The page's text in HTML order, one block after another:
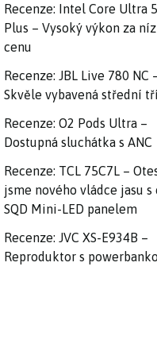
Recenze: Intel Core Ultra
Plus – Vysoký výkon za
cenu
Recenze: JBL Live 780 NC
Skvěle vybavená střední
Recenze: O2 Pods Ultra –
Dostupná sluchátka s ANC
Recenze: TCL 75C7L –
jsme nového vládce jasu
SQD Mini-LED panelem
Recenze: JVC XS-E934B –
Reproduktor s